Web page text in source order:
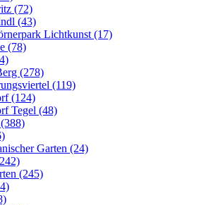
(72)
(43)
Lichtkunst (17)
(78)
(278)
(119)
(124)
Tegel (48)
Garten (24)
(245)